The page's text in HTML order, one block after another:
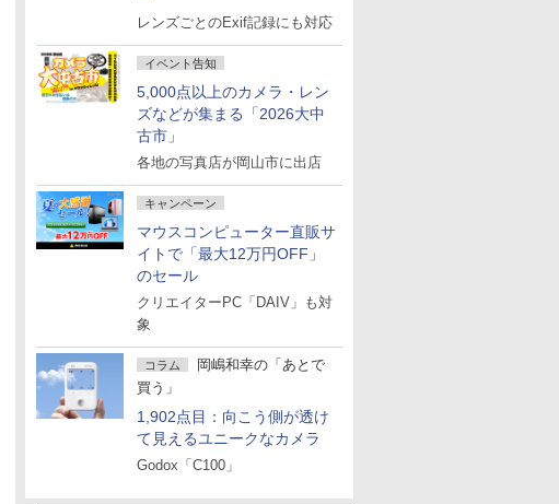
レンズごとのExif記録にも対応
イベント告知
5,000点以上のカメラ・レン
ズなどが集まる「2026大中
古市」
各地の写真店が岡山市に出店
キャンペーン
マウスコンピューター直販サ
イトで「最大12万円OFF」
のセール
クリエイターPC「DAIV」も対
象
コラム
岡嶋和幸の「あとで
買う」
1,902点目：向こう側が透け
て見えるユニークなカメラ
Godox「C100」